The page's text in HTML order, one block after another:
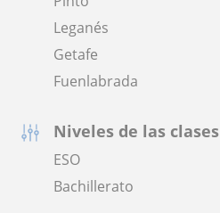
Leganés
Getafe
Fuenlabrada
Niveles de las clases
ESO
Bachillerato